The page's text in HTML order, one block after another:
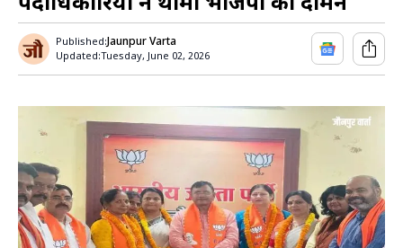
Published:Jaunpur Varta
Updated:Tuesday, June 02, 2026